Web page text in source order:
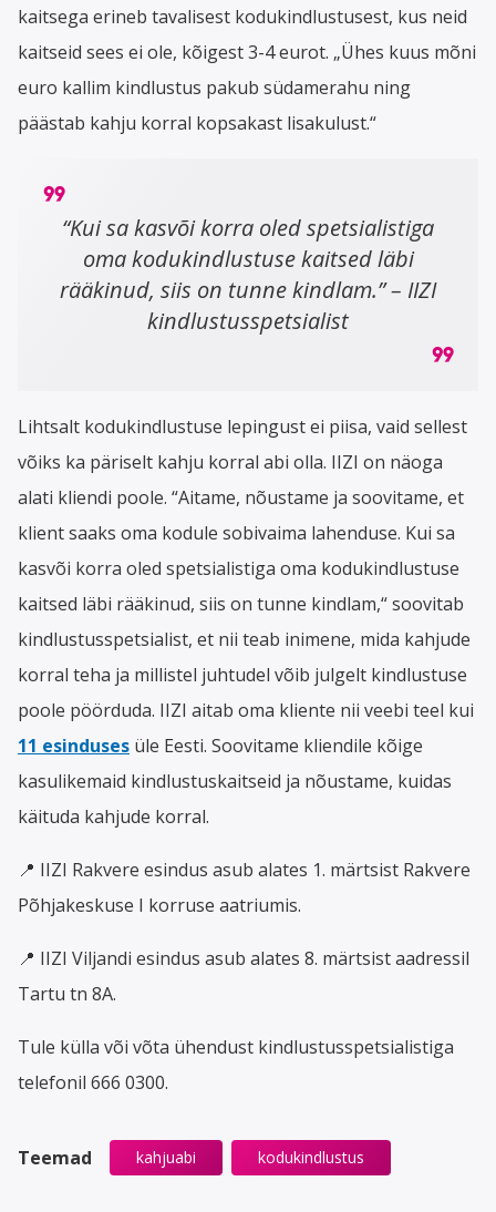
kaitsega erineb tavalisest kodukindlustusest, kus neid
kaitseid sees ei ole, kõigest 3-4 eurot. „Ühes kuus mõni
euro kallim kindlustus pakub südamerahu ning
päästab kahju korral kopsakast lisakulust.“
“Kui sa kasvõi korra oled spetsialistiga
oma kodukindlustuse kaitsed läbi
rääkinud, siis on tunne kindlam.” – IIZI
kindlustusspetsialist
Lihtsalt kodukindlustuse lepingust ei piisa, vaid sellest
võiks ka päriselt kahju korral abi olla. IIZI on näoga
alati kliendi poole. “Aitame, nõustame ja soovitame, et
klient saaks oma kodule sobivaima lahenduse. Kui sa
kasvõi korra oled spetsialistiga oma kodukindlustuse
kaitsed läbi rääkinud, siis on tunne kindlam,“ soovitab
kindlustusspetsialist, et nii teab inimene, mida kahjude
korral teha ja millistel juhtudel võib julgelt kindlustuse
poole pöörduda. IIZI aitab oma kliente nii veebi teel kui
11 esinduses üle Eesti. Soovitame kliendile kõige
kasulikemaid kindlustuskaitseid ja nõustame, kuidas
käituda kahjude korral.
📍 IIZI Rakvere esindus asub alates 1. märtsist Rakvere
Põhjakeskuse I korruse aatriumis.
📍 IIZI Viljandi esindus asub alates 8. märtsist aadressil
Tartu tn 8A.
Tule külla või võta ühendust kindlustusspetsialistiga
telefonil 666 0300.
Teemad kahjuabi kodukindlustus